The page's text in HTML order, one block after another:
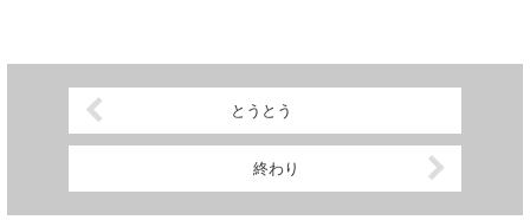
とうとう
終わり